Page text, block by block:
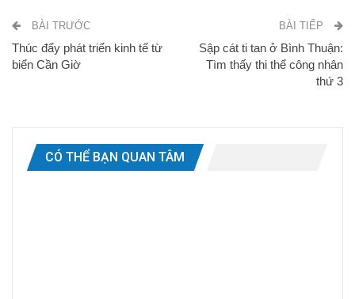
BÀI TRƯỚC
Thúc đẩy phát triển kinh tế từ
biển Cần Giờ
BÀI TIẾP
Sập cát ti tan ở Bình Thuận:
Tìm thấy thi thể công nhân
thứ 3
CÓ THỂ BẠN QUAN TÂM